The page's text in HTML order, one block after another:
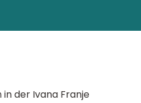
in der Ivana Franje